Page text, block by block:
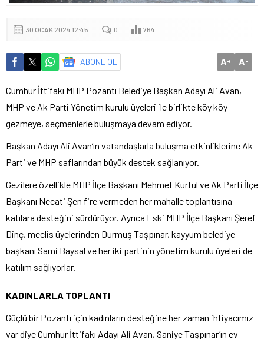
30 OCAK 2024 12:45 0 764
ABONE OL A+ A-
Cumhur İttifakı MHP Pozantı Belediye Başkan Adayı Ali Avan,
MHP ve Ak Parti Yönetim kurulu üyeleri ile birlikte köy köy
gezmeye, seçmenlerle buluşmaya devam ediyor.
Başkan Adayı Ali Avan’ın vatandaşlarla buluşma etkinliklerine Ak
Parti ve MHP saflarından büyük destek sağlanıyor.
Gezilere özellikle MHP İlçe Başkanı Mehmet Kurtul ve Ak Parti İlçe
Başkanı Necati Şen fire vermeden her mahalle toplantısına
katılara desteğini sürdürüyor. Ayrıca Eski MHP İlçe Başkanı Şeref
Dinç, meclis üyelerinden Durmuş Taşpınar, kayyum belediye
başkanı Sami Baysal ve her iki partinin yönetim kurulu üyeleri de
katılım sağlıyorlar.
KADINLARLA TOPLANTI
Güçlü bir Pozantı için kadınların desteğine her zaman ihtiyacımız
var diye Cumhur İttifakı Adayı Ali Avan, Saniye Taşpınar’ın ev